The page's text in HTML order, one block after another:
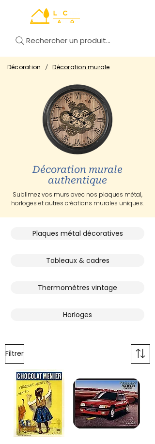
Rechercher un produit...
Décoration / Décoration murale
Décoration murale
authentique
Sublimez vos murs avec nos plaques métal,
horloges et autres créations murales uniques.
Plaques métal décoratives
Tableaux & cadres
Thermomètres vintage
Horloges
Filtrer